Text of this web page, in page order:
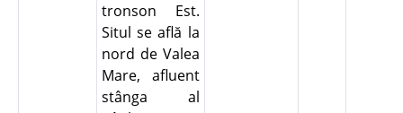
tronson Est.
Situl se află la
nord de Valea
Mare, afluent
stânga al